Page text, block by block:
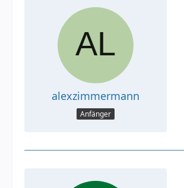
alexzimmermann
Anfänger